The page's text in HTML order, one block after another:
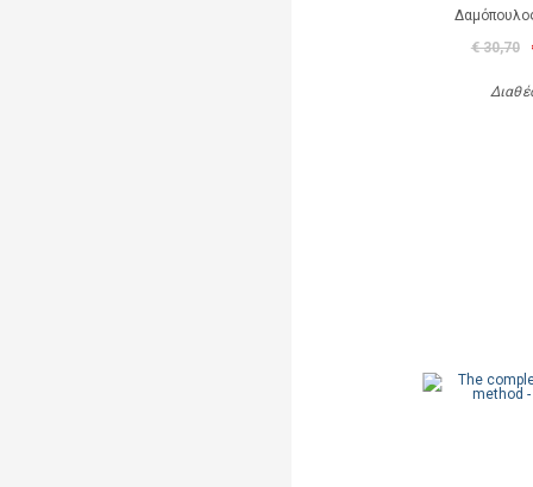
€ 30,70